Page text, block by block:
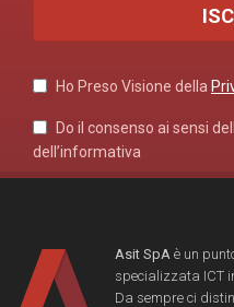
Ho Preso Visione della
Do il consenso ai sensi
dell’informativa
Asit SpA è un
specializzata ICT
Da sempre ci